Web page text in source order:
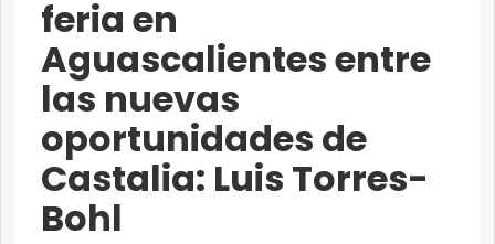
feria en
Aguascalientes entre
las nuevas
oportunidades de
Castalia: Luis Torres-
Bohl